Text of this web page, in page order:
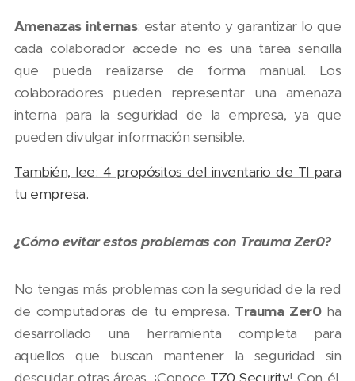
Amenazas internas: estar atento y garantizar lo que
cada colaborador accede no es una tarea sencilla
que pueda realizarse de forma manual. Los
colaboradores pueden representar una amenaza
interna para la seguridad de la empresa, ya que
pueden divulgar información sensible.
También, lee: 4 propósitos del inventario de TI para
tu empresa.
¿Cómo evitar estos problemas con Trauma Zer0?
No tengas más problemas con la seguridad de la red
de computadoras de tu empresa. Trauma Zer0ha
desarrollado una herramienta completa para
aquellos que buscan mantener la seguridad sin